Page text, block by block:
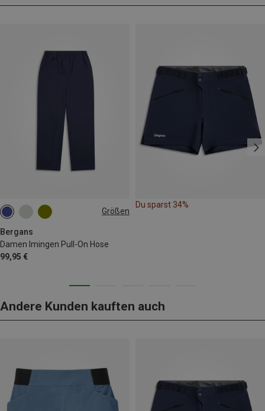
Größen
Bergans
Damen Imingen Pull-On Hose
99,95 €
M L
Du sparst 34%
Andere Kunden kauften auch